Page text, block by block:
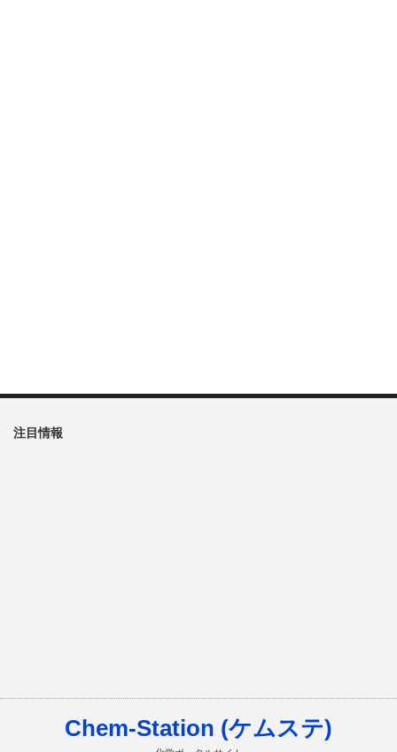
注目情報
Chem-Station (ケムステ)